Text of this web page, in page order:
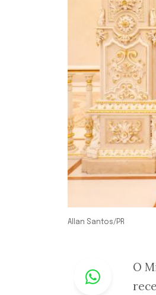
Allan Santos/PR
O